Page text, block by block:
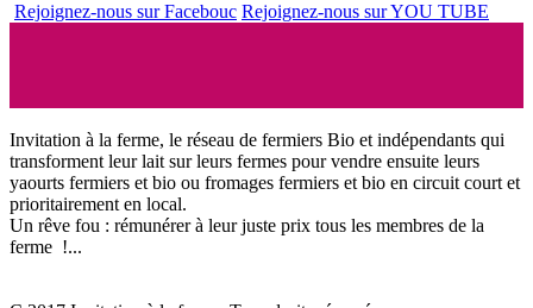
Rejoignez-nous sur Facebouc Rejoignez-nous sur YOU TUBE
Invitation à la ferme, le réseau de fermiers Bio et indépendants qui
transforment leur lait sur leurs fermes pour vendre ensuite leurs
yaourts fermiers et bio ou fromages fermiers et bio en circuit court et
prioritairement en local.
Un rêve fou : rémunérer à leur juste prix tous les membres de la
ferme !...